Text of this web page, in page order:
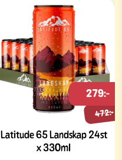
Latitude 65 Landskap 24st
x 330ml
472:-
279:-